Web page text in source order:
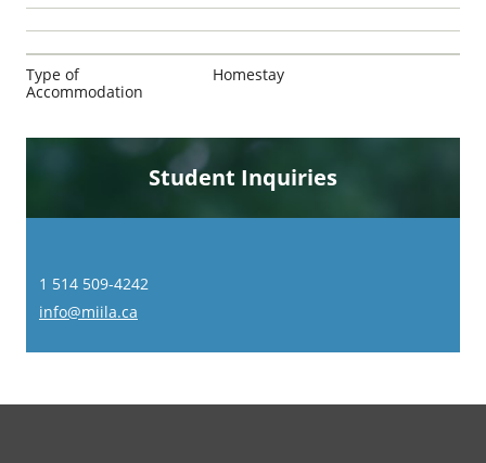
Type of
Accommodation
Homestay
Student Inquiries
1 514 509-4242
info@miila.ca